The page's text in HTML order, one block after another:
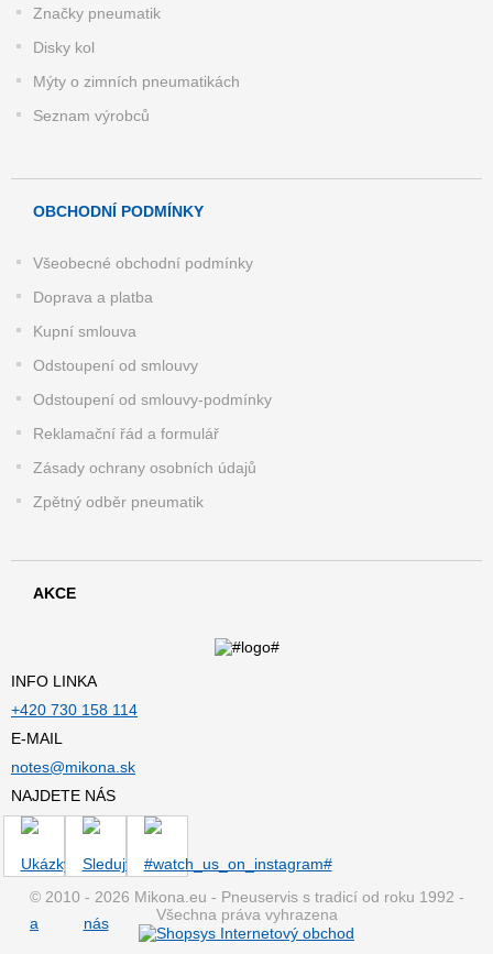
Značky pneumatik
Disky kol
Mýty o zimních pneumatikách
Seznam výrobců
OBCHODNÍ PODMÍNKY
Všeobecné obchodní podmínky
Doprava a platba
Kupní smlouva
Odstoupení od smlouvy
Odstoupení od smlouvy-podmínky
Reklamační řád a formulář
Zásady ochrany osobních údajů
Zpětný odběr pneumatik
AKCE
INFO LINKA
+420 730 158 114
E-MAIL
notes@mikona.sk
NAJDETE NÁS
© 2010 - 2026 Mikona.eu - Pneuservis s tradicí od roku 1992 -
Všechna práva vyhrazena